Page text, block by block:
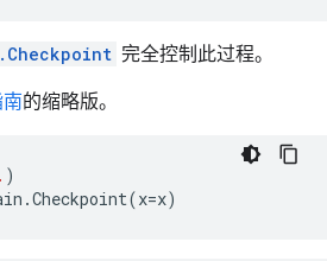
完全控制此过程。
的缩略版。
)
.Checkpoint(x=x)